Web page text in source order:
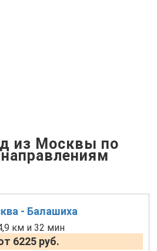
из Москвы по
- Балашиха
км и 32 мин
6225 руб.